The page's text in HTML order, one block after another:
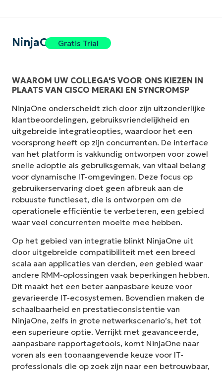
NinjaOneGratis Trial
WAAROM UW COLLEGA'S VOOR ONS KIEZEN IN
PLAATS VAN CISCO MERAKI EN SYNCROMSP
NinjaOne onderscheidt zich door zijn uitzonderlijke
klantbeoordelingen, gebruiksvriendelijkheid en
uitgebreide integratieopties, waardoor het een
voorsprong heeft op zijn concurrenten. De interface
van het platform is vakkundig ontworpen voor zowel
snelle adoptie als gebruiksgemak, van vitaal belang
voor dynamische IT-omgevingen. Deze focus op
gebruikerservaring doet geen afbreuk aan de
robuuste functieset, die is ontworpen om de
operationele efficiëntie te verbeteren, een gebied
waar veel concurrenten moeite mee hebben.
Op het gebied van integratie blinkt NinjaOne uit
door uitgebreide compatibiliteit met een breed
scala aan applicaties van derden, een gebied waar
andere RMM-oplossingen vaak beperkingen hebben.
Dit maakt het een beter aanpasbare keuze voor
gevarieerde IT-ecosystemen. Bovendien maken de
schaalbaarheid en prestatieconsistentie van
NinjaOne, zelfs in grote netwerkscenario’s, het tot
een superieure optie. Verrijkt met geavanceerde,
aanpasbare rapportagetools, komt NinjaOne naar
voren als een toonaangevende keuze voor IT-
professionals die op zoek zijn naar een betrouwbaar,